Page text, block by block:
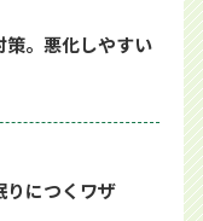
。悪化しやすい
りにつくワザ